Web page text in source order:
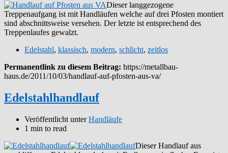
Dieser langgezogene
Treppenaufgang ist mit Handläufen welche auf drei Pfosten montiert
sind abschnittsweise versehen. Der letzte ist entsprechend des
Treppenlaufes gewalzt.
Edelstahl, klassisch, modern, schlicht, zeitlos
Permanentlink zu diesem Beitrag: https://metallbau-
haus.de/2011/10/03/handlauf-auf-pfosten-aus-va/
Edelstahlhandlauf
Veröffentlicht unterHandläufe
1 min to read
Dieser Handlauf aus